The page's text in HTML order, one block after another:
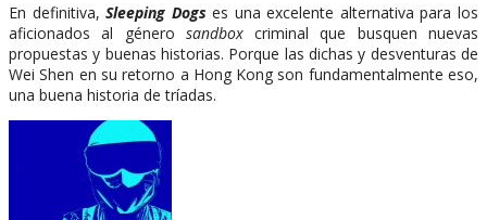
En definitiva,Sleeping Dogs es una excelente alternativa para los
aficionados al género sandboxcriminal que busquen nuevas
propuestas y buenas historias. Porque las dichas y desventuras de
Wei Shen en su retorno a Hong Kong son fundamentalmente eso,
una buena historia de tríadas.